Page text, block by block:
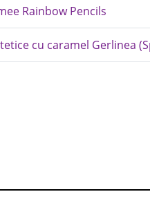
Rainbow Pencils
cu caramel Gerlinea